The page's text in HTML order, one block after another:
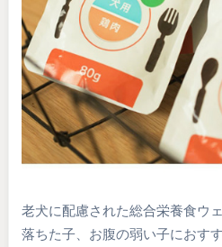
老犬に配慮された総合栄養食ウ
落ちた子、お腹の弱い子におす